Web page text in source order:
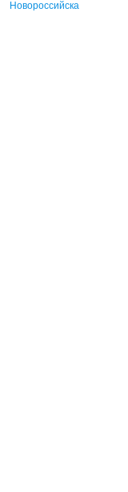
Новороссийска